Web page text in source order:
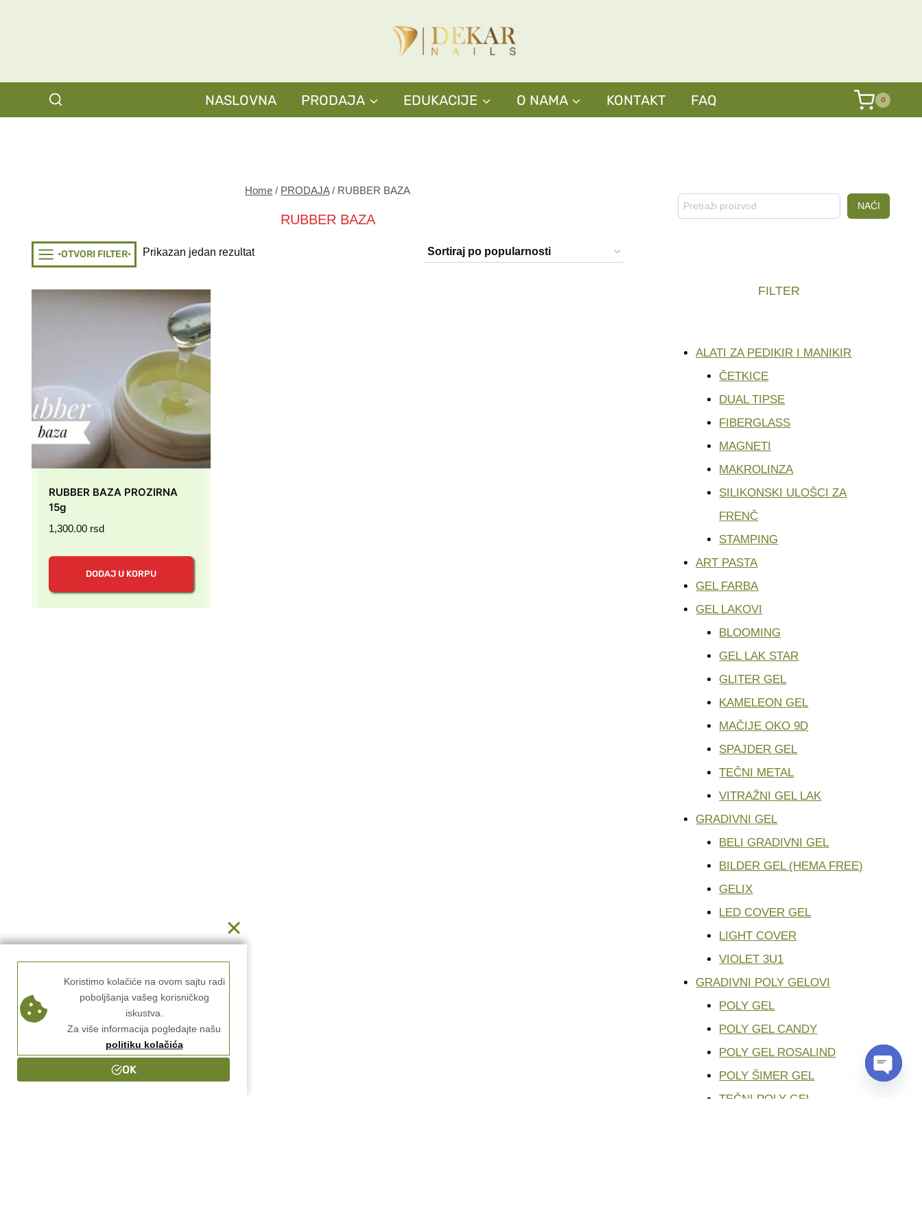
NASLOVNA PRODAJA EDUKACIJE O NAMA KONTAKT FAQ 0
Home / PRODAJA / RUBBER BAZA
RUBBER BAZA
•OTVORI FILTER• Prikazan jedan rezultat
RUBBER BAZA PROZIRNA
15g
1,300.00 rsd
DODAJ U KORPU
NAĆI
FILTER
ALATI ZA PEDIKIR I MANIKIR
ČETKICE
DUAL TIPSE
FIBERGLASS
MAGNETI
MAKROLINZA
SILIKONSKI ULOŠCI ZA
FRENČ
STAMPING
ART PASTA
GEL FARBA
GEL LAKOVI
BLOOMING
GEL LAK STAR
GLITER GEL
KAMELEON GEL
MAČIJE OKO 9D
SPAJDER GEL
TEČNI METAL
VITRAŽNI GEL LAK
GRADIVNI GEL
BELI GRADIVNI GEL
BILDER GEL (HEMA FREE)
GELIX
LED COVER GEL
LIGHT COVER
VIOLET 3U1
GRADIVNI POLY GELOVI
POLY GEL
POLY GEL CANDY
POLY GEL ROSALIND
POLY ŠIMER GEL
TEČNI POLY GEL
Koristimo kolačiće na ovom sajtu radi
poboljšanja vašeg korisničkog
iskustva.
Za više informacija pogledajte našu
politiku kolačića
OK
OPEN